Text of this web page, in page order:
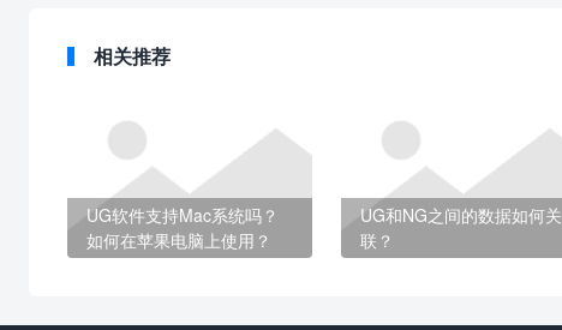
相关推荐
UG软件支持Mac系统吗？
如何在苹果电脑上使用？
UG和NG之间的数据如何关
联？